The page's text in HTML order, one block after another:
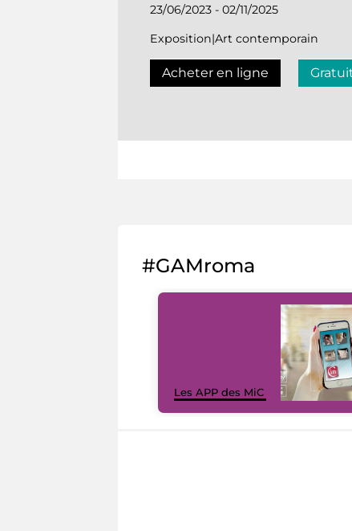
23/06/2023 - 02/11/2025
Exposition|Art contemporain
Acheter en ligne
#GAMroma
Les APP des MiC